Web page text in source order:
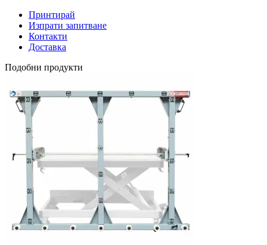
Принтирай
Изпрати запитване
Контакти
Доставка
Подобни продукти